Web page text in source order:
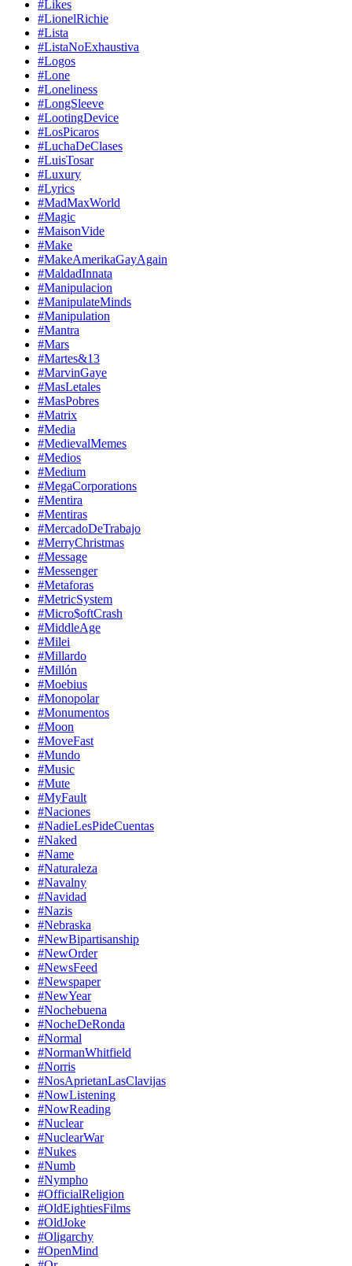
#Likes
#LionelRichie
#Lista
#ListaNoExhaustiva
#Logos
#Lone
#Loneliness
#LongSleeve
#LootingDevice
#LosPicaros
#LuchaDeClases
#LuisTosar
#Luxury
#Lyrics
#MadMaxWorld
#Magic
#MaisonVide
#Make
#MakeAmerikaGayAgain
#MaldadInnata
#Manipulacion
#ManipulateMinds
#Manipulation
#Mantra
#Mars
#Martes&13
#MarvinGaye
#MasLetales
#MasPobres
#Matrix
#Media
#MedievalMemes
#Medios
#Medium
#MegaCorporations
#Mentira
#Mentiras
#MercadoDeTrabajo
#MerryChristmas
#Message
#Messenger
#Metaforas
#MetricSystem
#Micro$oftCrash
#MiddleAge
#Milei
#Millardo
#Millón
#Moebius
#Monopolar
#Monumentos
#Moon
#MoveFast
#Mundo
#Music
#Mute
#MyFault
#Naciones
#NadieLesPideCuentas
#Naked
#Name
#Naturaleza
#Navalny
#Navidad
#Nazis
#Nebraska
#NewBipartisanship
#NewOrder
#NewsFeed
#Newspaper
#NewYear
#Nochebuena
#NocheDeRonda
#Normal
#NormanWhitfield
#Norris
#NosAprietanLasClavijas
#NowListening
#NowReading
#Nuclear
#NuclearWar
#Nukes
#Numb
#Nympho
#OfficialReligion
#OldEightiesFilms
#OldJoke
#Oligarchy
#OpenMind